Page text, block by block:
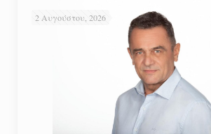
2 Αυγούστου, 2026